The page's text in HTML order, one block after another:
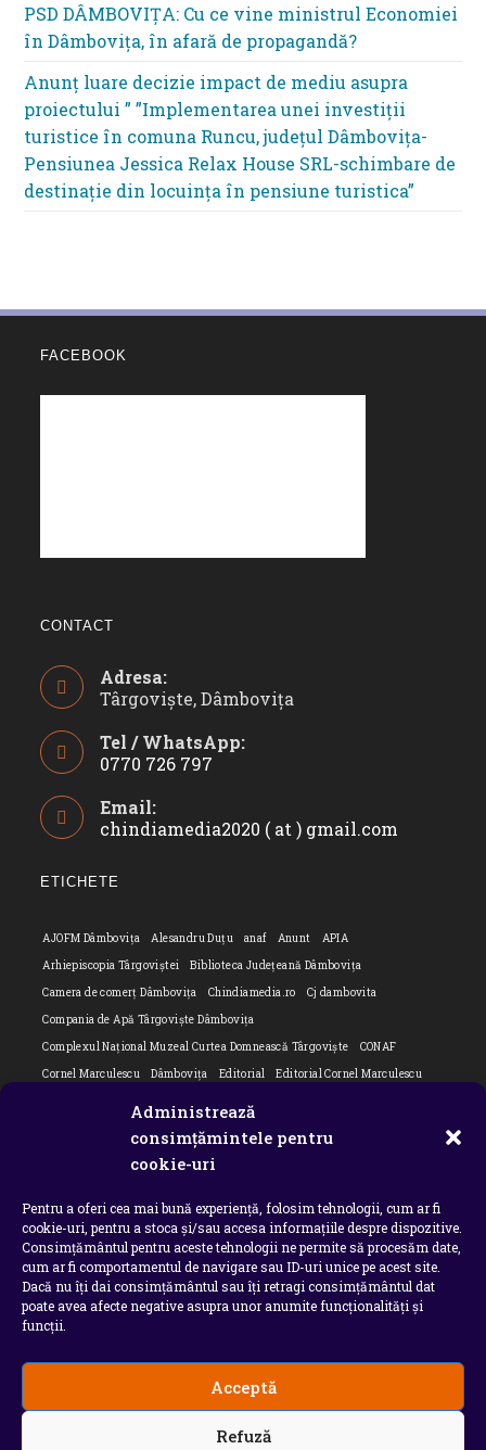
Administrează
consimțămintele pentru
cookie-uri
Pentru a oferi cea mai bună experiență, folosim tehnologii, cum ar fi
cookie-uri, pentru a stoca și/sau accesa informațiile despre dispozitive.
Consimțământul pentru aceste tehnologii ne permite să procesăm date,
cum ar fi comportamentul de navigare sau ID-uri unice pe acest site.
Dacă nu îți dai consimțământul sau îți retragi consimțământul dat
poate avea afecte negative asupra unor anumite funcționalități și
funcții.
Acceptă
Refuză
PSD DÂMBOVIȚA: Cu ce vine ministrul Economiei
în Dâmbovița, în afară de propagandă?
Anunț luare decizie impact de mediu asupra
proiectului ” ”Implementarea unei investiții
turistice în comuna Runcu, județul Dâmbovița-
Pensiunea Jessica Relax House SRL-schimbare de
destinație din locuința în pensiune turistica”
FACEBOOK
CONTACT
Adresa:
Târgoviște, Dâmbovița
Tel / WhatsApp:
0770 726 797
in
your
Email:
chindiamedia2020 ( at ) gmail.com
ETICHETE
AJOFM Dâmbovița Alesandru Duțu anaf Anunt
APIA
Arhiepiscopia Târgoviștei
Biblioteca Județeană Dâmbovița
Camera de comerț Dâmbovița
Chindiamedia.ro
Cj dambovita
Compania de Apă Târgoviște Dâmbovița
Complexul Național Muzeal Curtea Domnească Târgoviște
CONAF
Cornel Marculescu
Dâmbovița Editorial
Editorial Cornel Marculescu
ipj dambovita
Isu dambovita Basarab I Dambovita
Ministerul Educației
ministerul sanatatii Nu-ți uita istoria
Oana Filip
Prefectura dambovita
Primaria Dragodana
Primaria Lucieni
primaria Răzvad
Primaria Ulmi primăria Târgoviște
PSD Dambovita
psiholog
Serial Situatia Covid 19 Dambovita
Situație Covid-19
Universitatea Valahia
Copyright 2026 - Chindia Media